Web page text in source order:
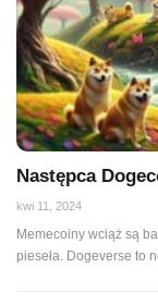
Następca
kwi 11, 2024
Memecoiny wciąż są
pieseła. Dogeverse to